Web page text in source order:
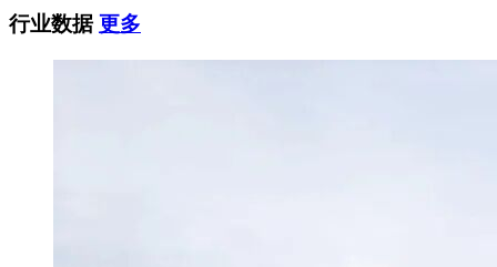
行业数据更多